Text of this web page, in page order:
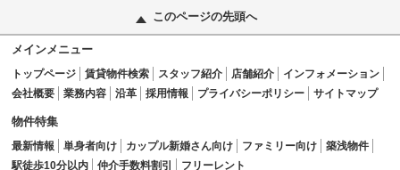
このページの先頭へ
メインメニュー
トップページ 賃貸物件検索 スタッフ紹介 店舗紹介
インフォメーション
会社概要
業務内容 沿革 採用情報 プライバシーポリシー サイトマップ
物件特集
最新情報 単身者向け カップル新婚さん向け ファミリー向け
築浅物件
駅徒歩10分以内
仲介手数料割引 フリーレント